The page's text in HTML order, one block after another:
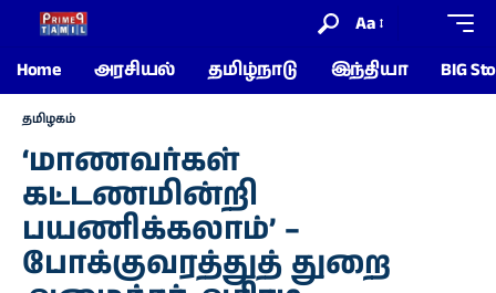
Aa
Home
அரசியல் தமிழ்நாடு இந்தியா BIG
தமிழகம்
‘மாணவர்கள்
கட்டணமின்றி
பயணிக்கலாம்’ –
போக்குவரத்துத் துறை